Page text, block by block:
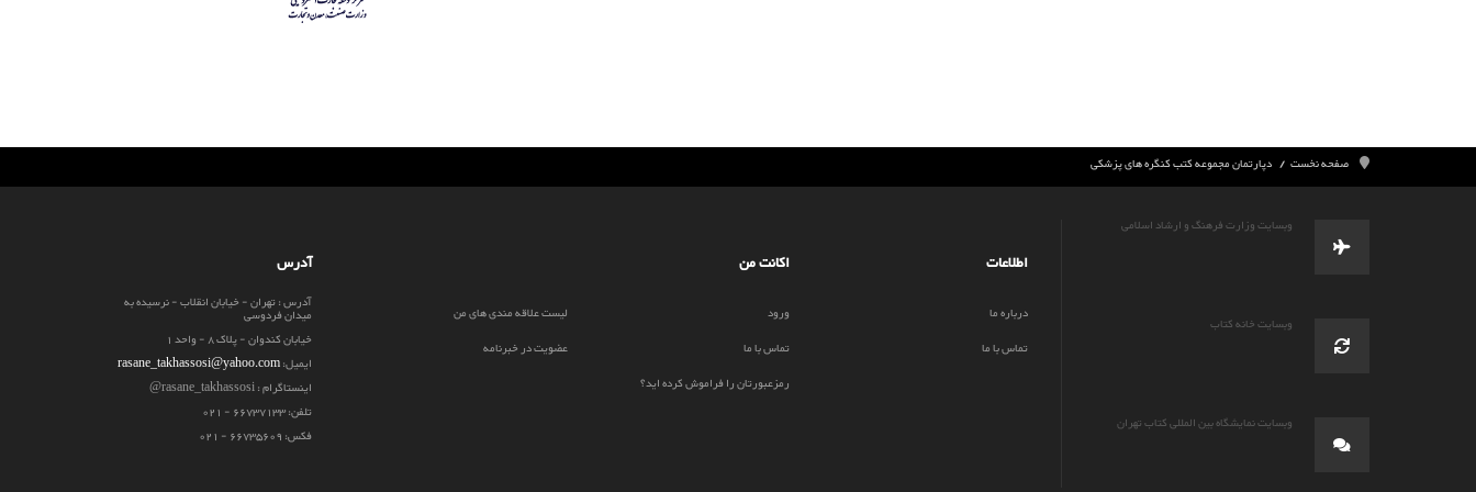
صفحه نخست دپارتمان مجموعه کتب کنگره های پزشکی
وبسایت وزارت فرهنگ و ارشاد اسلامی
وبسایت خانه کتاب
وبسایت نمایشگاه بین المللی کتاب تهران
اطلاعات
درباره ما
تماس با ما
اکانت من
ورود
لیست علاقه مندی های من
تماس با ما
عضویت در خبرنامه
رمزعبورتان را فراموش کرده اید؟
آدرس
آدرس : تهران - خیابان انقلاب - نرسیده به
میدان فردوسی
خیابان کندوان - پلاک 8 - واحد 1
ایمیل:rasane_takhassosi@yahoo.com
اینستاگرام : rasane_takhassosi@
تلفن: 66737133 - 021
فکس: 66735609 - 021